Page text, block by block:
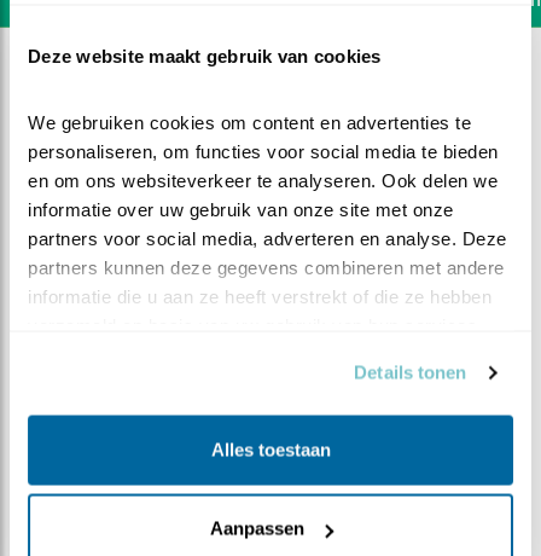
Deze website maakt gebruik van cookies
We gebruiken cookies om content en advertenties te
personaliseren, om functies voor social media te bieden
en om ons websiteverkeer te analyseren. Ook delen we
informatie over uw gebruik van onze site met onze
partners voor social media, adverteren en analyse. Deze
partners kunnen deze gegevens combineren met andere
informatie die u aan ze heeft verstrekt of die ze hebben
Details tonen
Alles toestaan
Aanpassen
Start
Ed Hoogkamer | Geplaatst op 31 mei 2022, 10:00 |